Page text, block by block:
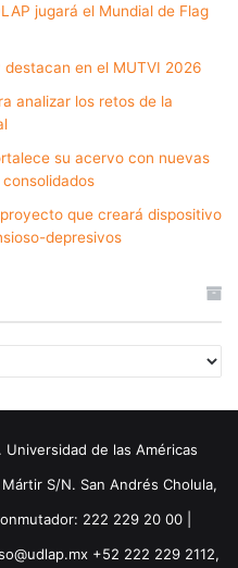
jugará el Mundial de Flag
destacan en el MUTVI 2026
analizar los retos de la
su acervo con nuevas
que creará dispositivo
depresivos
de las Américas
S/N. San Andrés Cholula,
222 229 20 00 |
+52 222 229 2112,